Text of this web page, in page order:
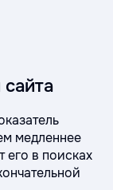
медленнее
его в поисках